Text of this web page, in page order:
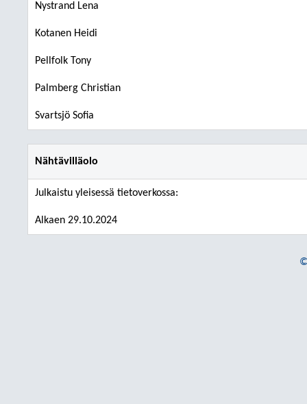
Nystrand Lena
Kotanen Heidi
Pellfolk Tony
Palmberg Christian
Svartsjö Sofia
Nähtävilläolo
Julkaistu yleisessä tietoverkossa:
Alkaen 29.10.2024